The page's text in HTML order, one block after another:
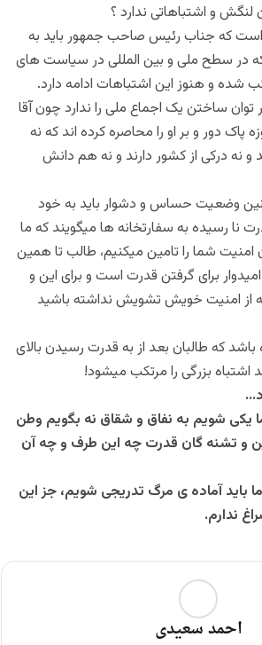
و اشتباهاتی ندارد ؟
است که جناب رئیس صاحب جمهور باید به
در سطح ملی و بین المللی در سیاست های
شده و هنوز این اشتباهات ادامه دارد.
ساختن یک اجماع ملی را ندارد چون آقا
پاک دور و بر او را محاصره کرده اند که نه
و نه درکی از کشور دارند و نه هم دانش
وضعیت حساس و دشوار باید به خود
نا رسیده به سفارتخانه ها میگویند که ما
شما را تامین میکنیم، طالب تا همین
برای گرفتن قدرت است و برای این و
از امنیت خویش تشویش نداشته باشید
که طالبان بعد از به قدرت رسیدن بالای
بزرگی را مرتکب میشود!
یکی شویم به نفاق و شقاق نه بگویم وطن
و تشنه گان قدرت چه این طرف و چه آن
باید آماده ی مرگ تدریجی شویم، جز این
ندارم.
احمد سعیدی